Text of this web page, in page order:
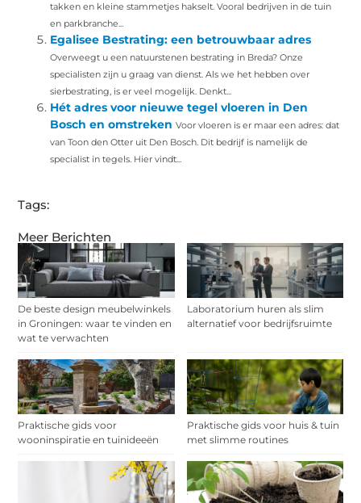
Meer Berichten
De beste design meubelwinkels
in Groningen: waar te vinden en
wat te verwachten
Laboratorium huren als slim
alternatief voor bedrijfsruimte
Praktische gids voor
wooninspiratie en tuinideeën
Praktische gids voor huis & tuin
met slimme routines
takken en kleine stammetjes hakselt. Vooral bedrijven in de tuin
en parkbranche...
Egalisee Bestrating: een betrouwbaar adres
Overweegt u een natuurstenen bestrating in Breda? Onze
specialisten zijn u graag van dienst. Als we het hebben over
sierbestrating, is er veel mogelijk. Denkt...
Hét adres voor nieuwe tegel vloeren in Den
Bosch en omstreken Voor vloeren is er maar een adres: dat
van Toon den Otter uit Den Bosch. Dit bedrijf is namelijk de
specialist in tegels. Hier vindt...
Tags: